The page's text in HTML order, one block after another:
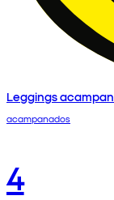
Leggings
acampanados
4